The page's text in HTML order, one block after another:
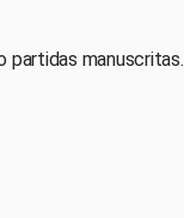
partidas manuscritas.